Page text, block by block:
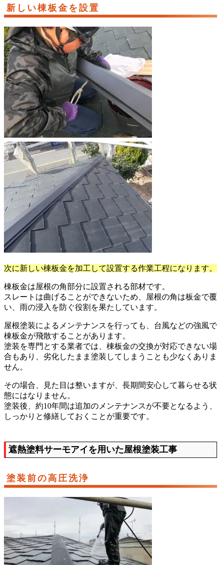
新しい棟板金を設置
次に新しい棟板金を加工して設置する作業工程になります。
棟板金は屋根の角部分に設置される部材です。
スレートは曲げることができないため、屋根の角は板金で覆
い、雨の浸入を防ぐ役割を果たしています。
屋根塗装によるメンテナンスを行っても、台風などの強風で
棟板金が飛散することがあります。
塗装を専門とする業者では、棟板金の交換が対応できない場
合もあり、劣化したまま塗装してしまうことも少なくありま
せん。
その場合、見た目は整いますが、長期間安心して暮らせる状
態にはなりません。
塗装後、約10年間は追加のメンテナンスが不要となるよう、
しっかりと修繕しておくことが重要です。
遮熱塗料サーモアイを用いた屋根塗装工事
塗装前の高圧洗浄